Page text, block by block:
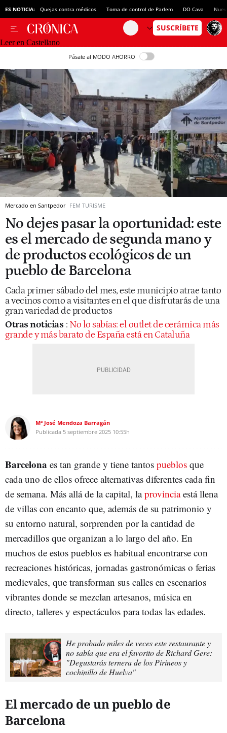
ES NOTICIA: Quejas contra médicos Toma de control de Parlem DO Cava
Leer en Castellano
Pásate al MODO AHORRO
Mercado en Santpedor FEM TURISME
No dejes pasar la oportunidad: este
es el mercado de segunda mano y
de productos ecológicos de un
pueblo de Barcelona
Cada primer sábado del mes, este municipio atrae tanto
a vecinos como a visitantes en el que disfrutarás de una
gran variedad de productos
Otras noticias : No lo sabías: el outlet de cerámica más
grande y más barato de España está en Cataluña
Mª José Mendoza Barragán
Publicada 5 septiembre 2025 10:55h
Barcelona es tan grande y tiene tantos pueblos que
cada uno de ellos ofrece alternativas diferentes cada fin
de semana. Más allá de la capital, laprovinciaestá llena
de villas con encanto que, además de su patrimonio y
su entorno natural, sorprenden por la cantidad de
mercadillos que organizan a lo largo del año. En
muchos de estos pueblos es habitual encontrarse con
recreaciones históricas, jornadas gastronómicas o ferias
medievales, que transforman sus calles en escenarios
vibrantes donde se mezclan artesanos, música en
directo, talleres y espectáculos para todas las edades.
He probado miles de veces este restaurante y
no sabía que era el favorito de Richard Gere:
"Degustarás ternera de los Pirineos y
cochinillo de Huelva"
El mercado de un pueblo de
Barcelona